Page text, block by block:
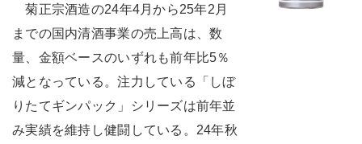
菊正宗酒造の24年4月から25年2月
までの国内清酒事業の売上高は、数
量、金額ベースのいずれも前年比5％
減となっている。注力している「しぼ
りたてギンパック」シリーズは前年並
み実績を維持し健闘している。24年秋